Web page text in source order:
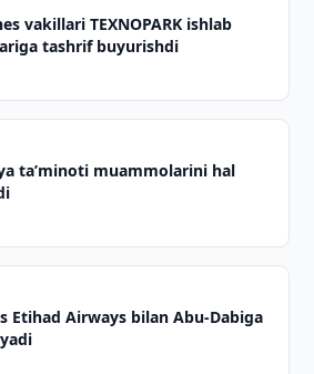
vakillari TEXNOPARK ishlab
tashrif buyurishdi
taʼminoti muammolarini hal
Etihad Airways bilan Abu-Dabiga